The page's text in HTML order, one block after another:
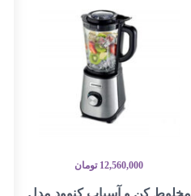
12,560,000 تومان
مخلوط کن و آسیاب کنوود مدل